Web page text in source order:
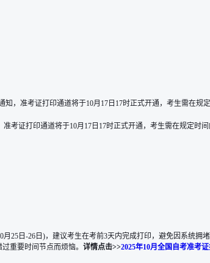
，准考证打印通道将于10月17日17时正式开通，考生需在规
考证打印通道将于10月17日17时正式开通，考生需在规定时
25日-26日)，建议考生在考前3天内完成打印，避免因系统拥堵
重要时间节点而烦恼。 详情点击>>2025年10月全国自考准考